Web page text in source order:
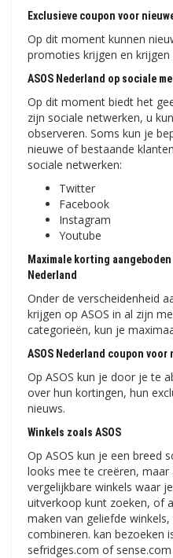
Exclusieve coupon voor
Op dit moment kunnen
promoties krijgen en
ASOS Nederland op sociale
Op dit moment biedt het
zijn sociale netwerken, u
observeren. Soms kun je
nieuwe of bestaande
sociale netwerken:
Twitter
Facebook
Instagram
Youtube
Maximale korting
Nederland
Onder de verscheidenheid
krijgen op ASOS in al zijn
categorieën, kun je
ASOS Nederland coupon
Op ASOS kun je door je te
over hun kortingen, hun
nieuws.
Winkels zoals ASOS
Op ASOS kun je een breed
looks mee te creëren,
vergelijkbare winkels waar
uitverkoop kunt zoeken, of
maken van geliefde
combineren. kan bezoeken
sefridges.com of sense.com